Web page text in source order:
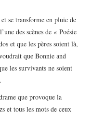
se transforme en pluie de
des scènes de « Poésie
et que les pères soient là,
que Bonnie and
les survivants ne soient
que provoque la
et tous les mots de ceux